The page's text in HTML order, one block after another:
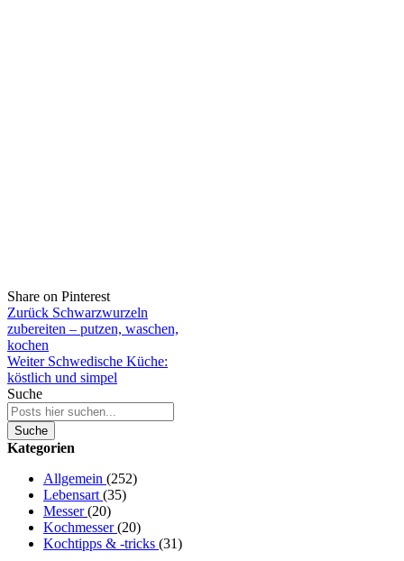
Share on Pinterest
Zurück Schwarzwurzeln
zubereiten – putzen, waschen,
kochen
WeiterSchwedische Küche:
köstlich und simpel
Suche
Suche
Kategorien
Allgemein (252)
Lebensart (35)
Messer(20)
Kochmesser(20)
Kochtipps & -tricks (31)